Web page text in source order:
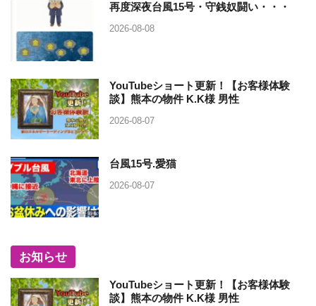
再度深夜台風15号・守銭奴闘い・・・
2026-08-08
YouTubeショート更新！【お客様体験
談】熊本の物件 K.K様 男性
2026-08-07
台風15号.愛猫
2026-08-07
お知らせ
YouTubeショート更新！【お客様体験
談】熊本の物件 K.K様 男性